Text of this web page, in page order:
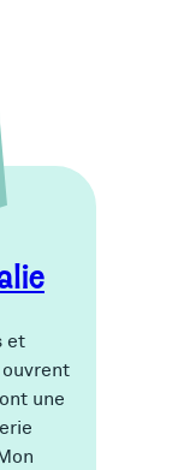
et
ouvrent
une